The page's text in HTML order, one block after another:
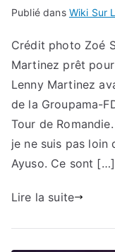
Publié dans Wiki Sur
Crédit photo Zoé
Martinez prêt
Lenny Martinez
de la Groupama-
Tour de
je ne suis pas loin
Ayuso. Ce sont […]
Lire la suite